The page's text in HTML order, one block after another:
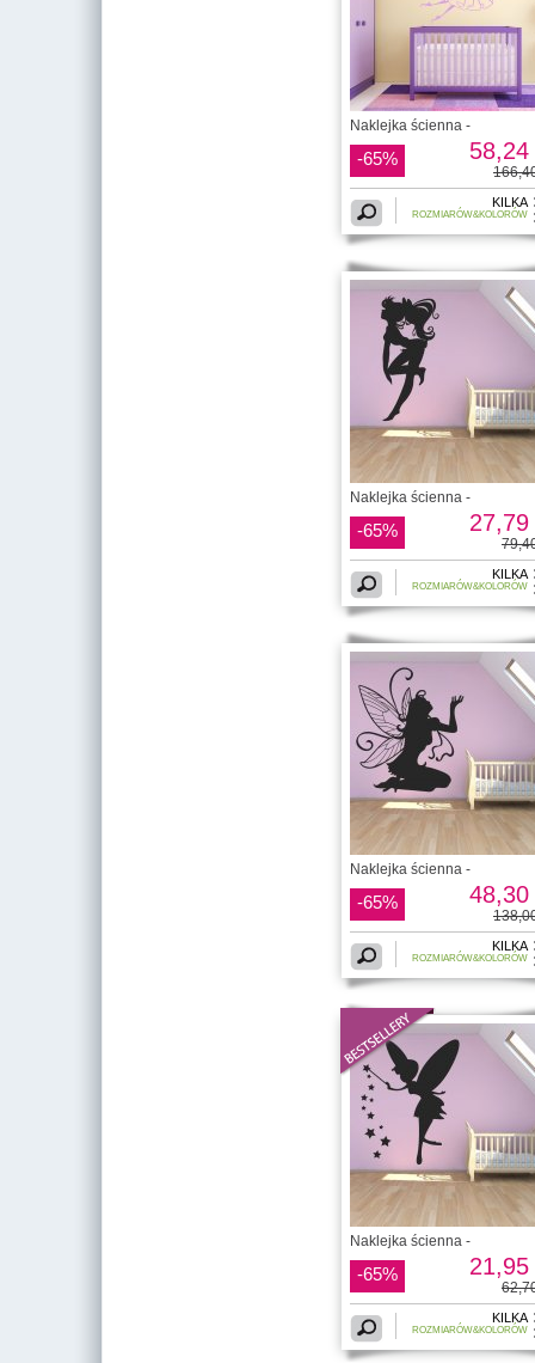
Naklejka ścienna -
-65% 58,24
KILKA
ROZMIARÓW&KOLORÓW
Naklejka ścienna -
-65% 27,79
KILKA
ROZMIARÓW&KOLORÓW
Naklejka ścienna -
-65% 48,30
KILKA
ROZMIARÓW&KOLORÓW
Naklejka ścienna -
-65% 21,95
KILKA
ROZMIARÓW&KOLORÓW